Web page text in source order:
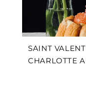
SAINT
CHARLOTTE